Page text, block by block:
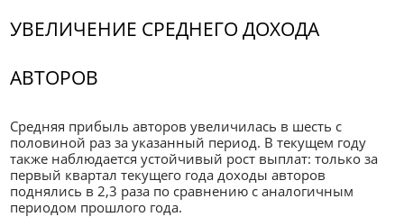
УВЕЛИЧЕНИЕ СРЕДНЕГО ДОХОДА
АВТОРОВ
Средняя прибыль авторов увеличилась в шесть с
половиной раз за указанный период. В текущем году
также наблюдается устойчивый рост выплат: только за
первый квартал текущего года доходы авторов
поднялись в 2,3 раза по сравнению с аналогичным
периодом прошлого года.